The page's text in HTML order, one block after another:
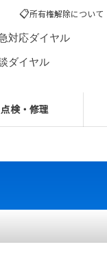
対応ダイヤル
ダイヤル
点検・修理
📋所有権解除について